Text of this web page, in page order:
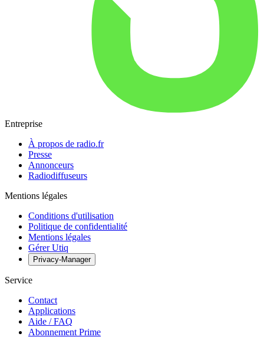
Entreprise
À propos de radio.fr
Presse
Annonceurs
Radiodiffuseurs
Mentions légales
Conditions d'utilisation
Politique de confidentialité
Mentions légales
Gérer Utiq
Privacy-Manager
Service
Contact
Applications
Aide / FAQ
Abonnement Prime